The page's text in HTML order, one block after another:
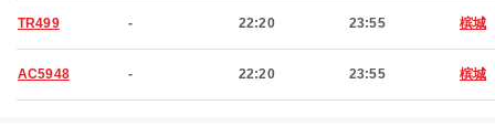
TR499 - 22:20 23:55 槟城
AC5948 - 22:20 23:55 槟城